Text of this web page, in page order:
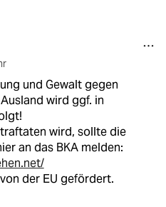
und Gewalt gegen
wird ggf. in
wird, sollte die
an das BKA melden:
der EU gefördert.